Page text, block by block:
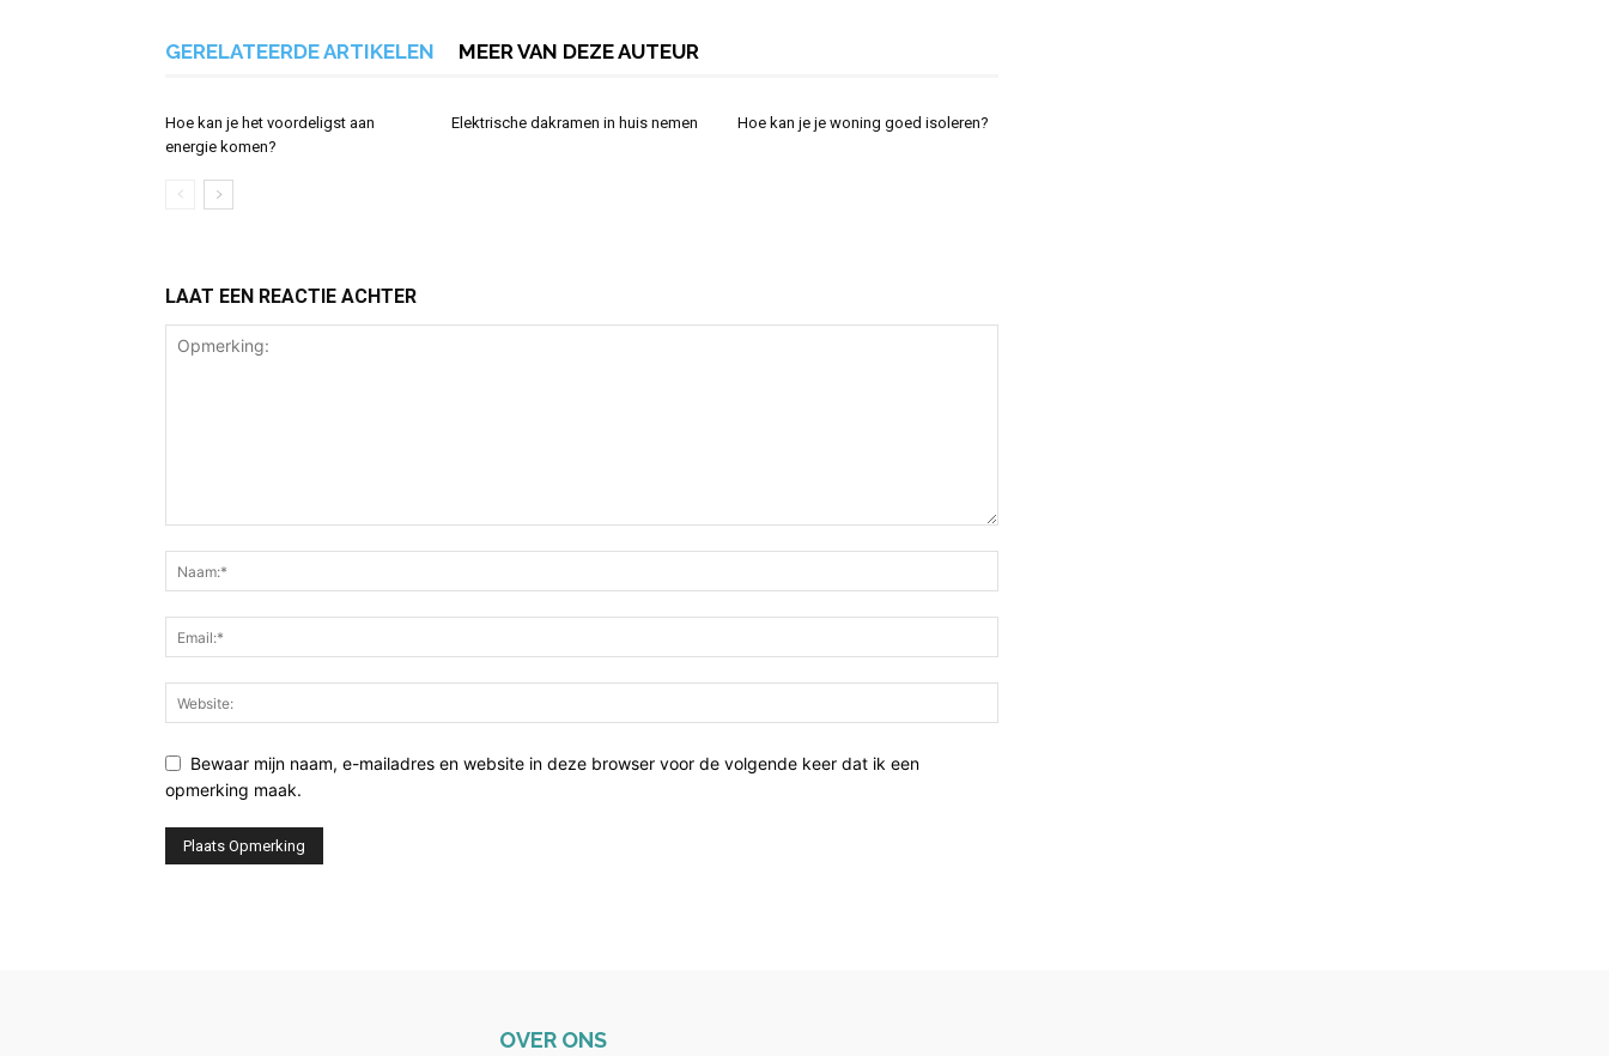
GERELATEERDE ARTIKELEN MEER VAN DEZE AUTEUR
Hoe kan je het voordeligst aan
energie komen?
Elektrische dakramen in huis nemen Hoe kan je je woning goed isoleren?
LAAT EEN REACTIE ACHTER
Bewaar mijn naam, e-mailadres en website in deze browser voor de volgende keer dat ik een
opmerking maak.
OVER ONS